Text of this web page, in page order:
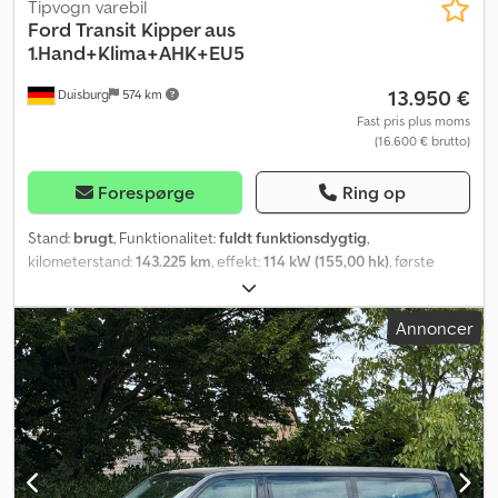
Duisburg 574 km
Tipvogn varebil
Ford Transit Kipper aus
1.Hand+Klima+AHK+EU5
13.950 €
Fast pris plus moms
(16.600 € brutto)
Forespørge Ring op
Stand: brugt, Funktionalitet:fuldt funktionsdygtig,
kilometerstand:143.225 km , effekt:114 kW (155,00 hk) , første
, brændstoftype:
maksimal lastvægt:1.480 kg, samlet vægt:4.690 kg,
akslekonfiguration:4x2, næste syn (TÜV):06/2027, brændstof:
diesel, farve: sølvfarvet, førerhus:anden, geartype:mekanisk,
antal gear: , emissionsklasse:Euro 5, antal sæder:7, samlet
længde:6.400 mm, samlet bredde:2.300 mm, total højde:2.890
mm, tilladt akselbelastning (aksel 1):1.850 kg, tilladt
akselbelastning (aksel 2):3.300 kg, længde af lastrum:2.300 mm,
læsningsbredde:2.100 mm, lastepladshøjde:1.800 mm, antal
Annoncer